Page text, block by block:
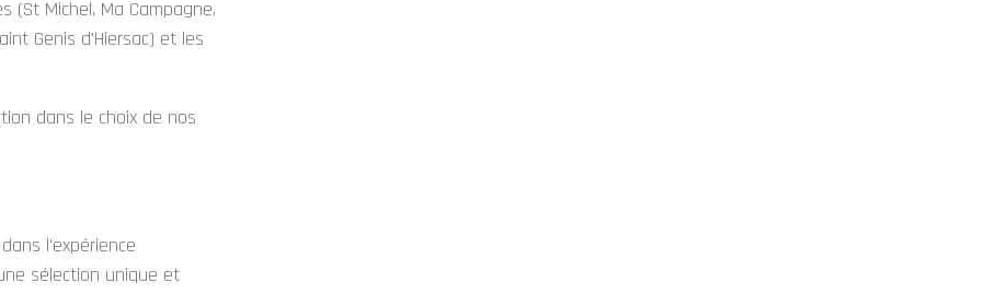
(St Michel, Ma Campagne,
Genis d'Hiersac) et les
dans le choix de nos
l'expérience
sélection unique et